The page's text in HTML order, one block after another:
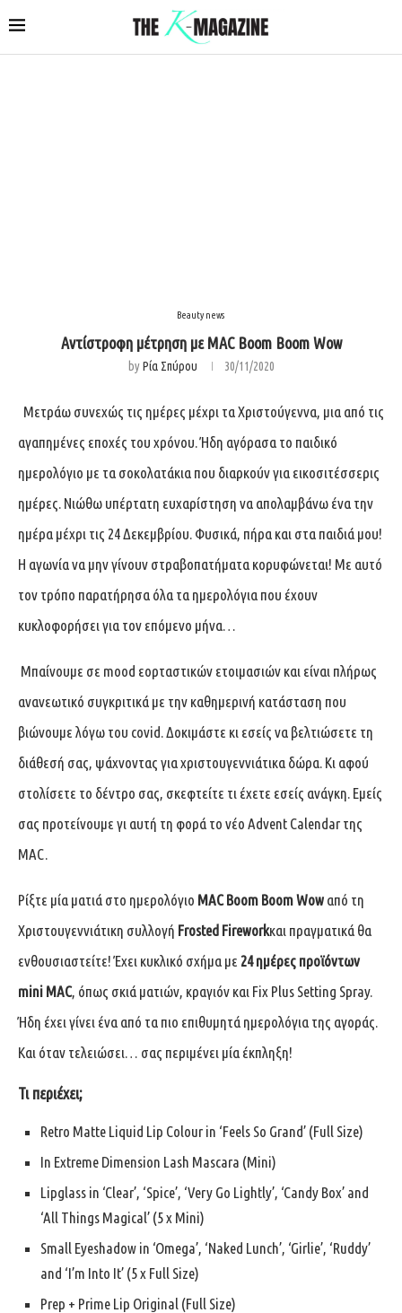
Beauty news
Αντίστροφη μέτρηση με MAC Boom Boom Wow
byΡία Σπύρου 30/11/2020
Μετράω συνεχώς τις ημέρες μέχρι τα Χριστούγεννα, μια από τις
αγαπημένες εποχές του χρόνου. Ήδη αγόρασα το παιδικό
ημερολόγιο με τα σοκολατάκια που διαρκούν για εικοσιτέσσερις
ημέρες. Νιώθω υπέρτατη ευχαρίστηση να απολαμβάνω ένα την
ημέρα μέχρι τις 24 Δεκεμβρίου. Φυσικά, πήρα και στα παιδιά μου!
Η αγωνία να μην γίνουν στραβοπατήματα κορυφώνεται! Με αυτό
τον τρόπο παρατήρησα όλα τα ημερολόγια που έχουν
κυκλοφορήσει για τον επόμενο μήνα…
Μπαίνουμε σε mood εορταστικών ετοιμασιών και είναι πλήρως
ανανεωτικό συγκριτικά με την καθημερινή κατάσταση που
βιώνουμε λόγω του covid. Δοκιμάστε κι εσείς να βελτιώσετε τη
διάθεσή σας, ψάχνοντας για χριστουγεννιάτικα δώρα. Κι αφού
στολίσετε το δέντρο σας, σκεφτείτε τι έχετε εσείς ανάγκη. Εμείς
σας προτείνουμε γι αυτή τη φορά το νέο Advent Calendar της
MAC.
Ρίξτε μία ματιά στο ημερολόγιο MAC Boom Boom Wow από τη
Χριστουγεννιάτικη συλλογή Frosted Fireworkκαι πραγματικά θα
ενθουσιαστείτε! Έχει κυκλικό σχήμα με 24 ημέρες προϊόντων
mini MAC, όπως σκιά ματιών, κραγιόν και Fix Plus Setting Spray.
Ήδη έχει γίνει ένα από τα πιο επιθυμητά ημερολόγια της αγοράς.
Και όταν τελειώσει… σας περιμένει μία έκπληξη!
Τι περιέχει;
Retro Matte Liquid Lip Colour in ‘Feels So Grand’ (Full Size)
In Extreme Dimension Lash Mascara (Mini)
Lipglass in ‘Clear’, ‘Spice’, ‘Very Go Lightly’, ‘Candy Box’ and
‘All Things Magical’ (5 x Mini)
Small Eyeshadow in ‘Omega’, ‘Naked Lunch’, ‘Girlie’, ‘Ruddy’
and ‘I’m Into It’ (5 x Full Size)
Prep + Prime Lip Original (Full Size)